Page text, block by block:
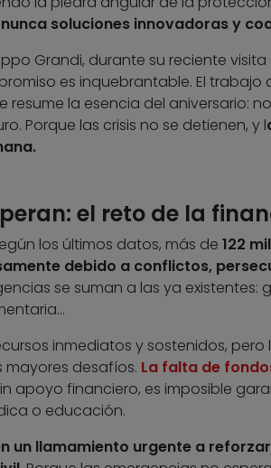
soluciones innovadoras y
Grandi, durante su reciente
es inquebrantable. El trabajo
resume la esencia del aniversario:
Porque las crisis no se detienen, y l
el reto de la
los últimos datos, más de 122
debido a conflictos,
se suman a las ya existentes:
inmediatos y sostenidos,
desafíos. La falta de
apoyo financiero, es imposible
o educación.
un llamamiento urgente a